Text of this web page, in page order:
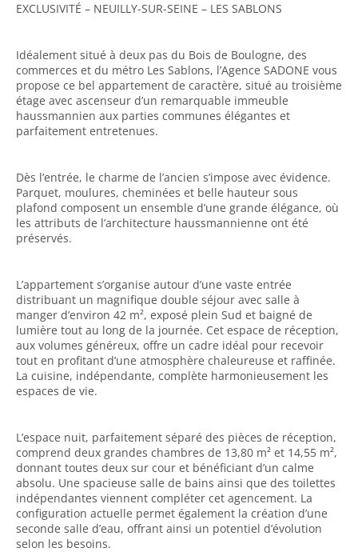
EXCLUSIVITÉ – NEUILLY-SUR-SEINE – LES SABLONS
Idéalement situé à deux pas du Bois de Boulogne, des
commerces et du métro Les Sablons, l’Agence SADONE vous
propose ce bel appartement de caractère, situé au troisième
étage avec ascenseur d’un remarquable immeuble
haussmannien aux parties communes élégantes et
parfaitement entretenues.
Dès l’entrée, le charme de l’ancien s’impose avec évidence.
Parquet, moulures, cheminées et belle hauteur sous
plafond composent un ensemble d’une grande élégance, où
les attributs de l’architecture haussmannienne ont été
préservés.
L’appartement s’organise autour d’une vaste entrée
distribuant un magnifique double séjour avec salle à
manger d’environ 42 m², exposé plein Sud et baigné de
lumière tout au long de la journée. Cet espace de réception,
aux volumes généreux, offre un cadre idéal pour recevoir
tout en profitant d’une atmosphère chaleureuse et raffinée.
La cuisine, indépendante, complète harmonieusement les
espaces de vie.
L’espace nuit, parfaitement séparé des pièces de réception,
comprend deux grandes chambres de 13,80 m² et 14,55 m²,
donnant toutes deux sur cour et bénéficiant d’un calme
absolu. Une spacieuse salle de bains ainsi que des toilettes
indépendantes viennent compléter cet agencement. La
configuration actuelle permet également la création d’une
seconde salle d’eau, offrant ainsi un potentiel d’évolution
selon les besoins.